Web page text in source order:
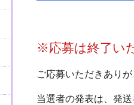
※応募は終了い
ご応募いただきありが
当選者の発表は、発